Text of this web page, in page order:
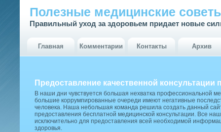
Полезные медицинские
Правильный уход за здоровьем придает новые
Главная Комментарии Контакты Архив
Предоставление качественной консультации
В наши дни чувствуется большая нехватка профессиональной
большие коррумпированные очереди имеют негативные
человека. Наша небольшая команда решила создать данный
предоставления бесплатной медицинской консультации. Все
исключительно для предоставления всей необходимой
здоровья.